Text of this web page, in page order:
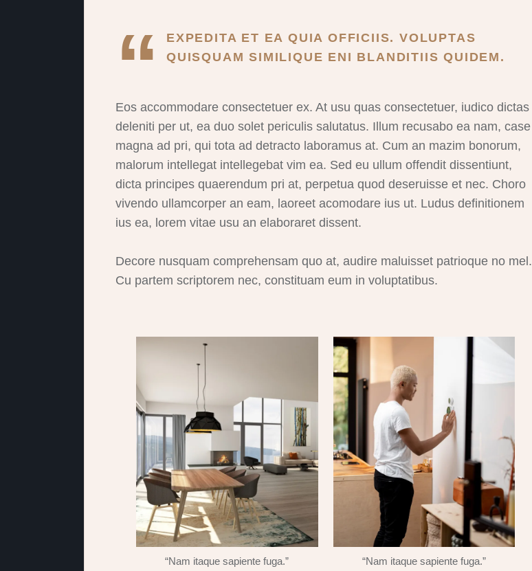
EXPEDITA ET EA QUIA OFFICIIS. VOLUPTAS
QUISQUAM SIMILIQUE ENI BLANDITIIS QUIDEM.
Eos accommodare consectetuer ex. At usu quas consectetuer, iudico dictas
deleniti per ut, ea duo solet periculis salutatus. Illum recusabo ea nam, case
magna ad pri, qui tota ad detracto laboramus at. Cum an mazim bonorum,
malorum intellegat intellegebat vim ea. Sed eu ullum offendit dissentiunt,
dicta principes quaerendum pri at, perpetua quod deseruisse et nec. Choro
vivendo ullamcorper an eam, laoreet acomodare ius ut. Ludus definitionem
ius ea, lorem vitae usu an elaboraret dissent.
Decore nusquam comprehensam quo at, audire maluisset patrioque no mel.
Cu partem scriptorem nec, constituam eum in voluptatibus.
“Nam itaque sapiente fuga.” “Nam itaque sapiente fuga.”